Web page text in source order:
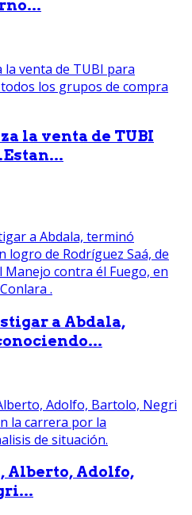
la venta de TUBI
a Abdala,
Alberto, Adolfo,